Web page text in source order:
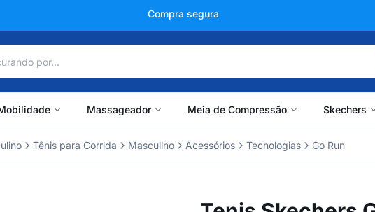
+150 mil avaliações
Massageador Meia de Compressão Skechers
Tênis para Corrida Masculino Acessórios Tecnologias Go Run